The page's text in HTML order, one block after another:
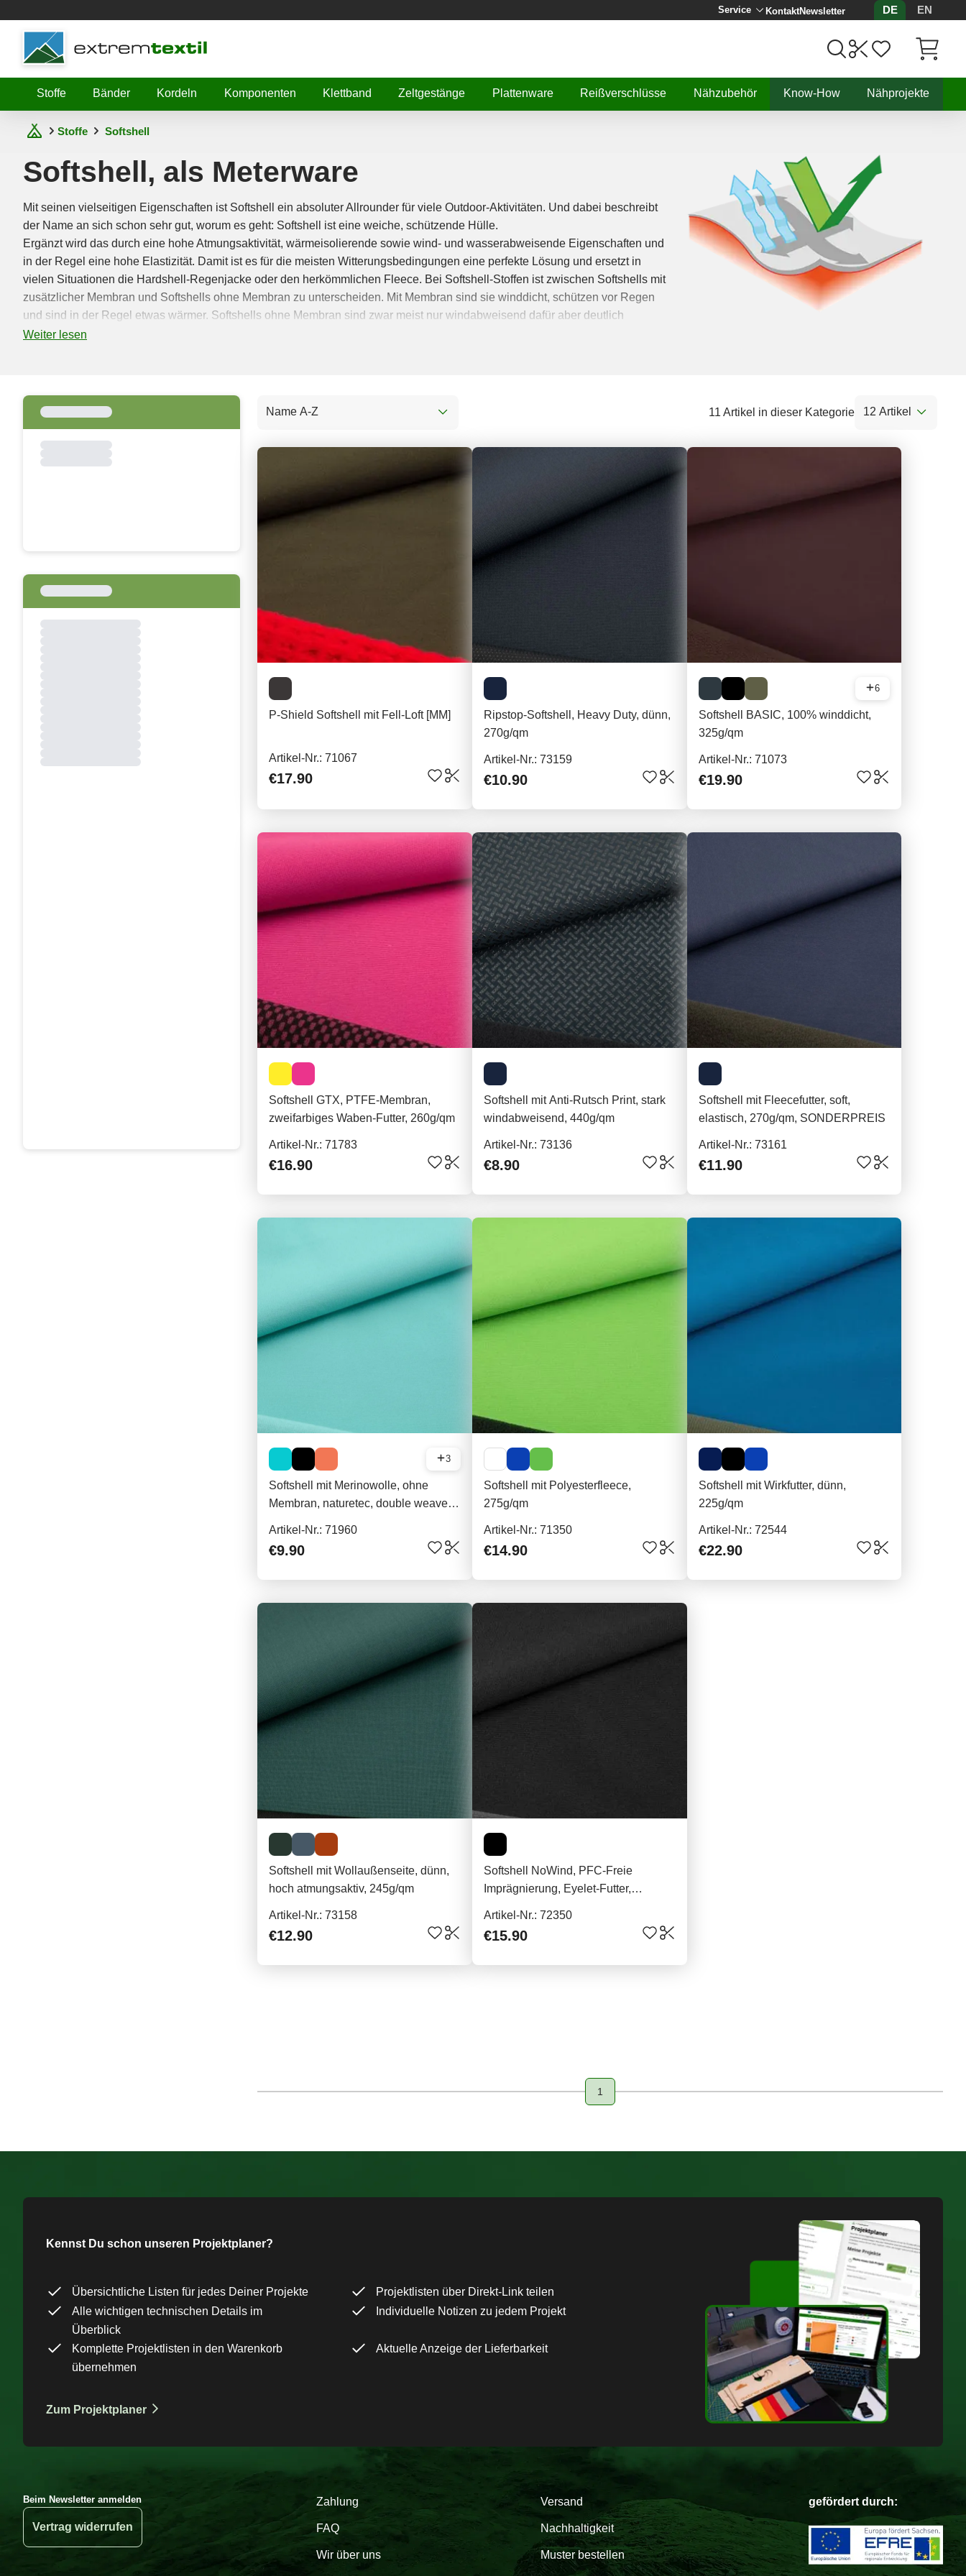
Service KontaktNewsletter DE
EN
Shopware
Stoffe
Bänder Kordeln Komponenten Klettband Zeltgestänge Plattenware Reißverschlüsse Nähzubehör Know-How Nähprojekte
Stoffe Softshell
Softshell, als Meterware
Mit seinen vielseitigen Eigenschaften ist Softshell ein absoluter Allrounder für viele Outdoor-Aktivitäten. Und dabei beschreibt
der Name an sich schon sehr gut, worum es geht: Softshell ist eine weiche, schützende Hülle.
Ergänzt wird das durch eine hohe Atmungsaktivität, wärmeisolierende sowie wind- und wasserabweisende Eigenschaften und
in der Regel eine hohe Elastizität. Damit ist es für die meisten Witterungsbedingungen eine perfekte Lösung und ersetzt in
vielen Situationen die Hardshell-Regenjacke oder den herkömmlichen Fleece. Bei Softshell-Stoffen ist zwischen Softshells mit
zusätzlicher Membran und Softshells ohne Membran zu unterscheiden. Mit Membran sind sie winddicht, schützen vor Regen
und sind in der Regel etwas wärmer. Softshells ohne Membran sind zwar meist nur windabweisend dafür aber deutlich
atmungsaktiver und noch flexibler.
Weiter lesen
Name A-Z 11 Artikel in dieser Kategorie 12 Artikel
P-Shield Softshell mit Fell-Loft [MM]
Artikel-Nr.: 71067
€17.90
Ripstop-Softshell, Heavy Duty, dünn,
270g/qm
Artikel-Nr.: 73159
€10.90
6
Softshell BASIC, 100% winddicht,
325g/qm
Artikel-Nr.: 71073
€19.90
Softshell GTX, PTFE-Membran,
zweifarbiges Waben-Futter, 260g/qm
Artikel-Nr.: 71783
€16.90
Softshell mit Anti-Rutsch Print, stark
windabweisend, 440g/qm
Artikel-Nr.: 73136
€8.90
Softshell mit Fleecefutter, soft,
elastisch, 270g/qm, SONDERPREIS
Artikel-Nr.: 73161
€11.90
3
Softshell mit Merinowolle, ohne
Membran, naturetec, double weave,
Artikel-Nr.: 71960
€9.90
Softshell mit Polyesterfleece,
275g/qm
Artikel-Nr.: 71350
€14.90
Softshell mit Wirkfutter, dünn,
225g/qm
Artikel-Nr.: 72544
€22.90
Softshell mit Wollaußenseite, dünn,
hoch atmungsaktiv, 245g/qm
Artikel-Nr.: 73158
€12.90
Softshell NoWind, PFC-Freie
Imprägnierung, Eyelet-Futter,
Artikel-Nr.: 72350
€15.90
Page
1
Kennst Du schon unseren Projektplaner?
Übersichtliche Listen für jedes Deiner Projekte
Projektlisten über Direkt-Link teilen
Alle wichtigen technischen Details im
Überblick
Individuelle Notizen zu jedem Projekt
Komplette Projektlisten in den Warenkorb
übernehmen
Aktuelle Anzeige der Lieferbarkeit
Zum Projektplaner
Beim Newsletter anmelden
Vertrag widerrufen
Zahlung Versand
FAQ Nachhaltigkeit
Wir über uns Muster bestellen
gefördert durch: